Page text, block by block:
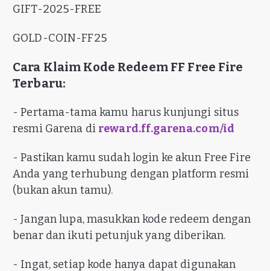
GIFT-2025-FREE
GOLD-COIN-FF25
Cara Klaim Kode Redeem FF Free Fire
Terbaru:
- Pertama-tama kamu harus kunjungi situs
resmi Garena di reward.ff.garena.com/id
- Pastikan kamu sudah login ke akun Free Fire
Anda yang terhubung dengan platform resmi
(bukan akun tamu).
- Jangan lupa, masukkan kode redeem dengan
benar dan ikuti petunjuk yang diberikan.
- Ingat, setiap kode hanya dapat digunakan